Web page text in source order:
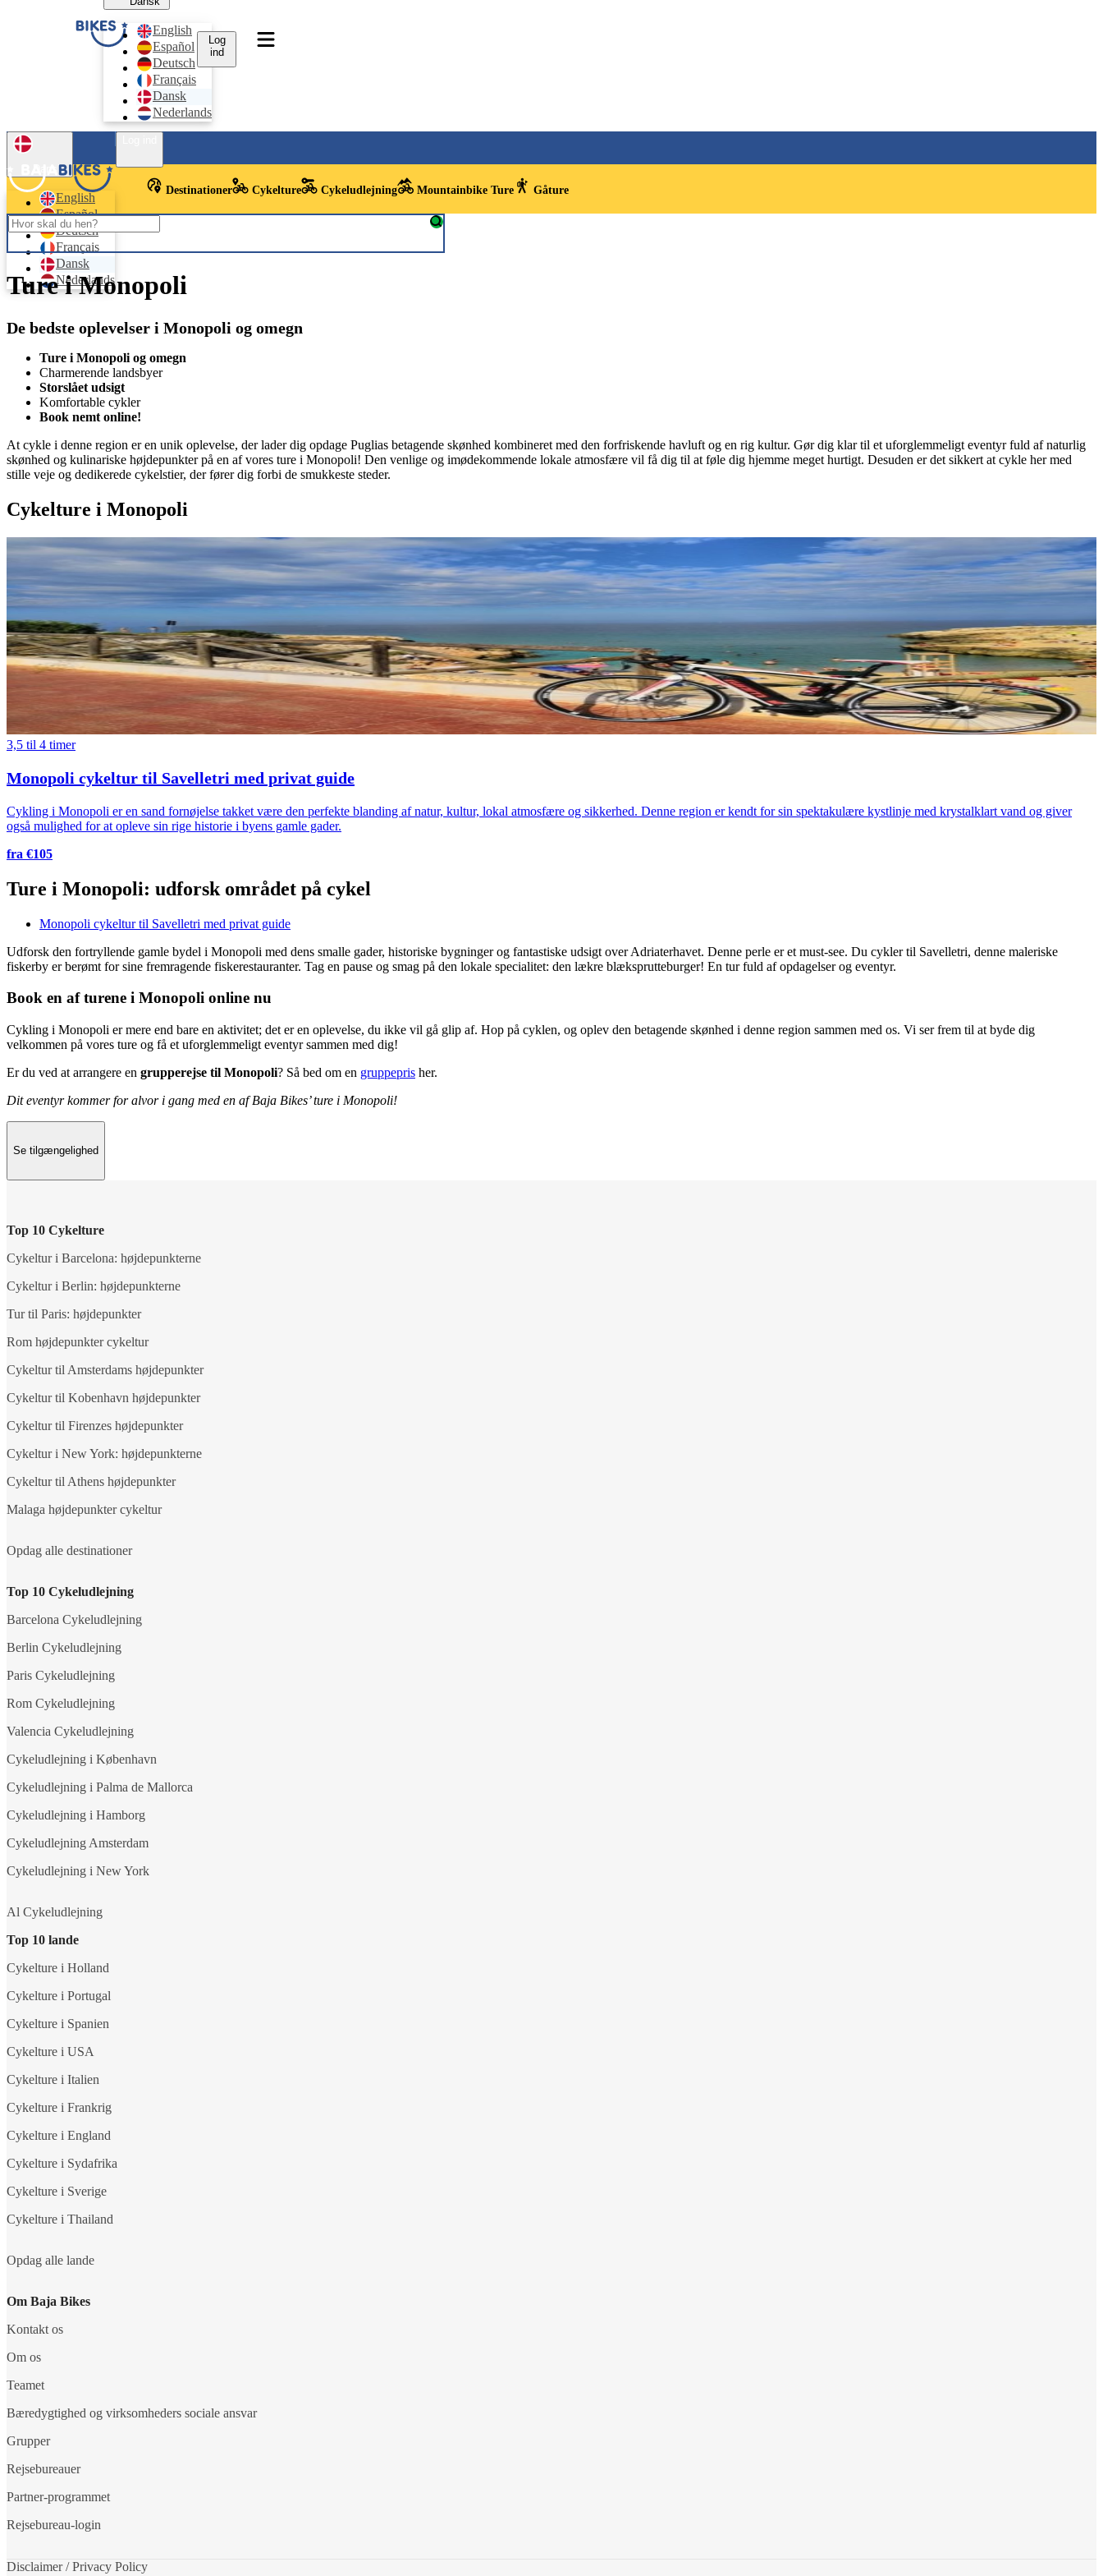
English
Español
Deutsch
Français
Dansk
Nederlands
Log
ind
Dansk
English
Español
Deutsch
Français
Dansk
Nederlands
Destinationer Cykelture Cykeludlejning Mountainbike Ture Gåture
Ture i Monopoli
De bedste oplevelser i Monopoli og omegn
Ture i Monopoli og omegn
Charmerende landsbyer
Storslået udsigt
Komfortable cykler
Book nemt online!
At cykle i denne region er en unik oplevelse, der lader dig opdage Puglias betagende skønhed kombineret med den forfriskende havluft og en rig kultur. Gør dig klar til et uforglemmeligt eventyr fuld af naturlig
skønhed og kulinariske højdepunkter på en af vores ture i Monopoli! Den venlige og imødekommende lokale atmosfære vil få dig til at føle dig hjemme meget hurtigt. Desuden er det sikkert at cykle her med
stille veje og dedikerede cykelstier, der fører dig forbi de smukkeste steder.
Cykelture i Monopoli
3,5 til 4 timer
Monopoli cykeltur til Savelletri med privat guide
Cykling i Monopoli er en sand fornøjelse takket være den perfekte blanding af natur, kultur, lokal atmosfære og sikkerhed. Denne region er kendt for sin spektakulære kystlinje med krystalklart vand og giver
også mulighed for at opleve sin rige historie i byens gamle gader.
fra €105
Ture i Monopoli: udforsk området på cykel
Monopoli cykeltur til Savelletri med privat guide
Udforsk den fortryllende gamle bydel i Monopoli med dens smalle gader, historiske bygninger og fantastiske udsigt over Adriaterhavet. Denne perle er et must-see. Du cykler til Savelletri, denne maleriske
fiskerby er berømt for sine fremragende fiskerestauranter. Tag en pause og smag på den lokale specialitet: den lækre blæksprutteburger! En tur fuld af opdagelser og eventyr.
Book en af turene i Monopoli online nu
Cykling i Monopoli er mere end bare en aktivitet; det er en oplevelse, du ikke vil gå glip af. Hop på cyklen, og oplev den betagende skønhed i denne region sammen med os. Vi ser frem til at byde dig
velkommen på vores ture og få et uforglemmeligt eventyr sammen med dig!
Er du ved at arrangere en grupperejse til Monopoli? Så bed om en gruppepris her.
Dit eventyr kommer for alvor i gang med en af Baja Bikes’ ture i Monopoli!
Se tilgængelighed
Top 10 Cykelture
Cykeltur i Barcelona: højdepunkterne
Cykeltur i Berlin: højdepunkterne
Tur til Paris: højdepunkter
Rom højdepunkter cykeltur
Cykeltur til Amsterdams højdepunkter
Cykeltur til Kobenhavn højdepunkter
Cykeltur til Firenzes højdepunkter
Cykeltur i New York: højdepunkterne
Cykeltur til Athens højdepunkter
Malaga højdepunkter cykeltur
Opdag alle destinationer
Top 10 Cykeludlejning
Barcelona Cykeludlejning
Berlin Cykeludlejning
Paris Cykeludlejning
Rom Cykeludlejning
Valencia Cykeludlejning
Cykeludlejning i København
Cykeludlejning i Palma de Mallorca
Cykeludlejning i Hamborg
Cykeludlejning Amsterdam
Cykeludlejning i New York
Al Cykeludlejning
Top 10 lande
Cykelture i Holland
Cykelture i Portugal
Cykelture i Spanien
Cykelture i USA
Cykelture i Italien
Cykelture i Frankrig
Cykelture i England
Cykelture i Sydafrika
Cykelture i Sverige
Cykelture i Thailand
Opdag alle lande
Om Baja Bikes
Kontakt os
Om os
Teamet
Bæredygtighed og virksomheders sociale ansvar
Grupper
Rejsebureauer
Partner-programmet
Rejsebureau-login
Disclaimer / Privacy Policy